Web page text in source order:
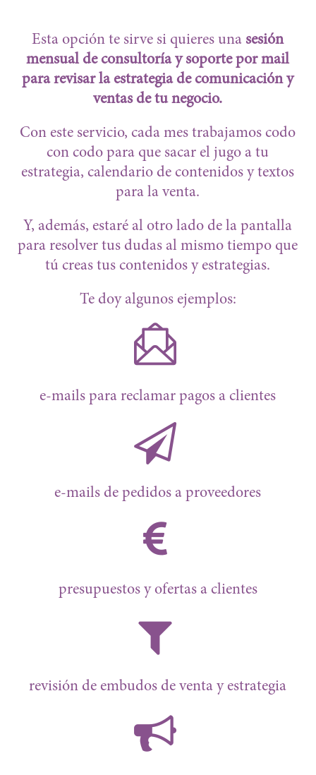
Esta opción te sirve si quieres una sesión
mensual de consultoría y soporte por mail
para revisar la estrategia de comunicación y
ventas de tu negocio.
Con este servicio, cada mes trabajamos codo
con codo para que sacar el jugo a tu
estrategia, calendario de contenidos y textos
para la venta.
Y, además, estaré al otro lado de la pantalla
para resolver tus dudas al mismo tiempo que
tú creas tus contenidos y estrategias.
Te doy algunos ejemplos:
e-mails para reclamar pagos a clientes
e-mails de pedidos a proveedores
presupuestos y ofertas a clientes
revisión de embudos de venta y estrategia